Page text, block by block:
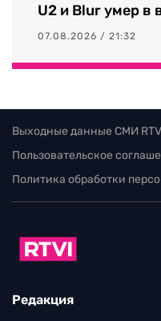
U2 и Blur умер в
07.08.2026 / 21:32
Выходные данные СМИ
Пользовательское
Политика обработки
Редакция